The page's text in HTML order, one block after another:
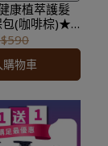
&超商取貨，
免運費，
超取服務
可累積紅利點
抵一元 ！
康植萃護髮
包(咖啡棕)★
購物車